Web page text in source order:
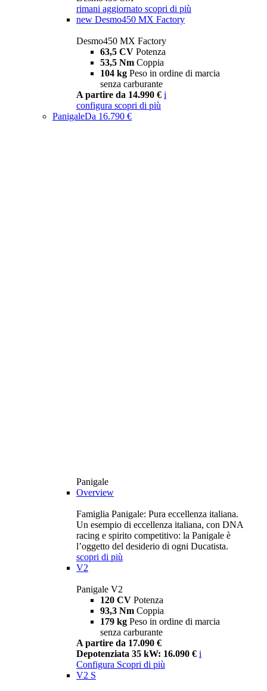
rimani aggiornato scopri di più
new Desmo450 MX Factory
Desmo450 MX Factory
63,5 CV Potenza
53,5 Nm Coppia
104 kg Peso in ordine di marcia
senza carburante
A partire da 14.990 € i
configura scopri di più
PanigaleDa 16.790 €
Panigale
Overview
Famiglia Panigale: Pura eccellenza italiana.
Un esempio di eccellenza italiana, con DNA
racing e spirito competitivo: la Panigale è
l’oggetto del desiderio di ogni Ducatista.
scopri di più
V2
Panigale V2
120 CV Potenza
93,3 Nm Coppia
179 kg Peso in ordine di marcia
senza carburante
A partire da 17.090 €
Depotenziata 35 kW: 16.090 € i
Configura Scopri di più
V2 S